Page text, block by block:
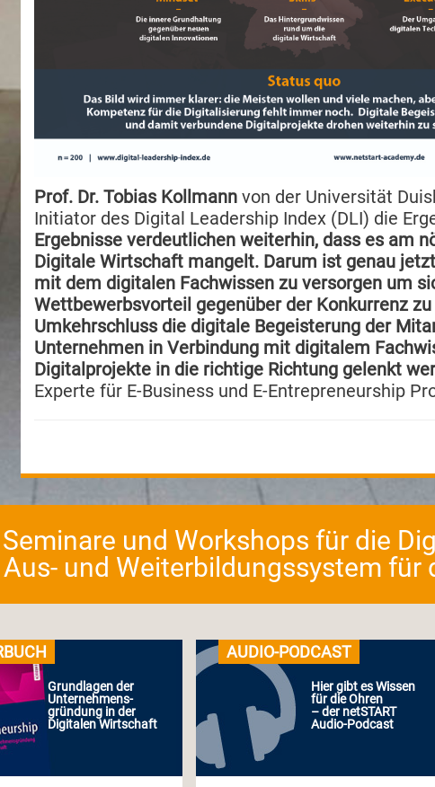
Prof. Dr. Tobias Kollmann von der Universität
Initiator des Digital Leadership Index (DLI) die
Ergebnisse verdeutlichen weiterhin, dass es am
Digitale Wirtschaft mangelt. Darum ist genau
mit dem digitalen Fachwissen zu versorgen um
Wettbewerbsvorteil gegenüber der Konkurrenz
Umkehrschluss die digitale Begeisterung der
Unternehmen in Verbindung mit digitalem
Digitalprojekte in die richtige Richtung gelenkt
Experte für E-Business und E-Entrepreneurship
und Workshops für die
Aus- und Weiterbildungssystem für
Grundlagen der
Unternehmens-
gründung in der
Digitalen Wirtschaft
AUDIO-PODCAST
Hier gibt es Wissen
für die Ohren
– der netSTART
Audio-Podcast